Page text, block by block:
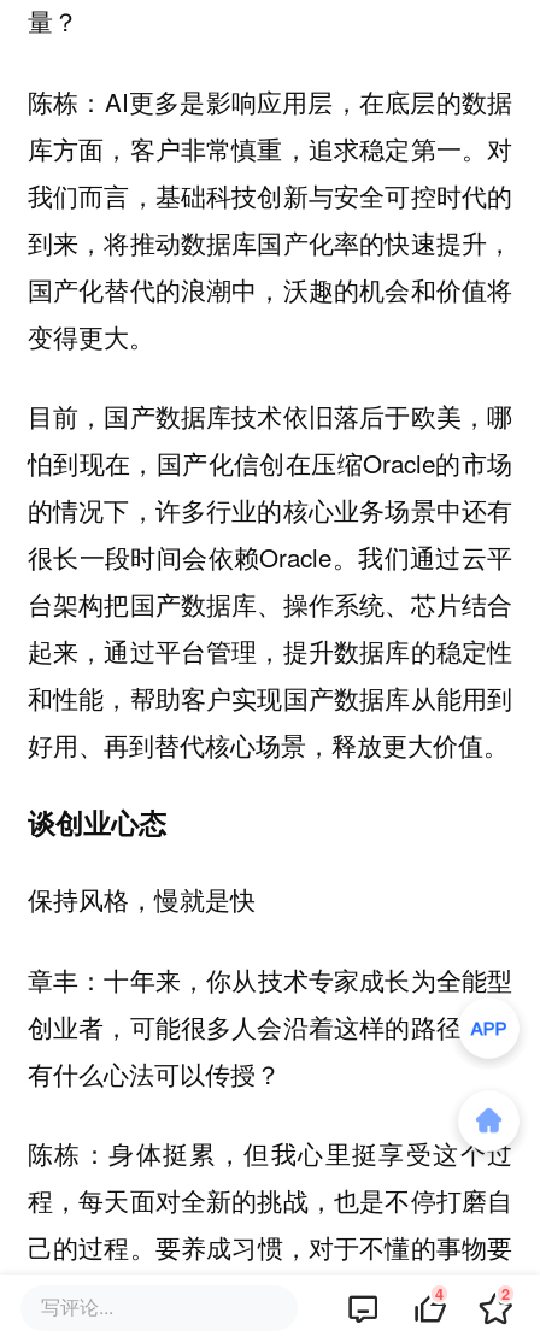
量？
陈栋： AI更多是影响应用层，在底层的数据
库方面，客户非常慎重，追求稳定第一。 对
我们而言，基础科技创新与安全可控时代的
到来，将推动数据库国产化率的快速提升，
国产化替代的浪潮中，沃趣的机会和价值将
变得更大。
目前，国产数据库技术依旧落后于欧美，哪
怕到现在，国产化信创在压缩Oracle的市场
的情况下，许多行业的核心业务场景中还有
很长一段时间会依赖Oracle。我们通过云平
台架构把国产数据库、操作系统、芯片结合
起来，通过平台管理，提升数据库的稳定性
和性能，帮助客户实现国产数据库从能用到
好用、再到替代核心场景，释放更大价值。
谈创业心态
保持风格，慢就是快
章丰：十年来，你从技术专家成长为全能型
创业者，可能很多人会沿着这样的路径走。
有什么心法可以传授？
陈栋：身体挺累，但我心里挺享受这个过
程，每天面对全新的挑战，也是不停打磨自
己的过程。 要养成习惯，对于不懂的事物要
刻意练习、磨练能力。要保持风格，做自己
写评论... 4 2